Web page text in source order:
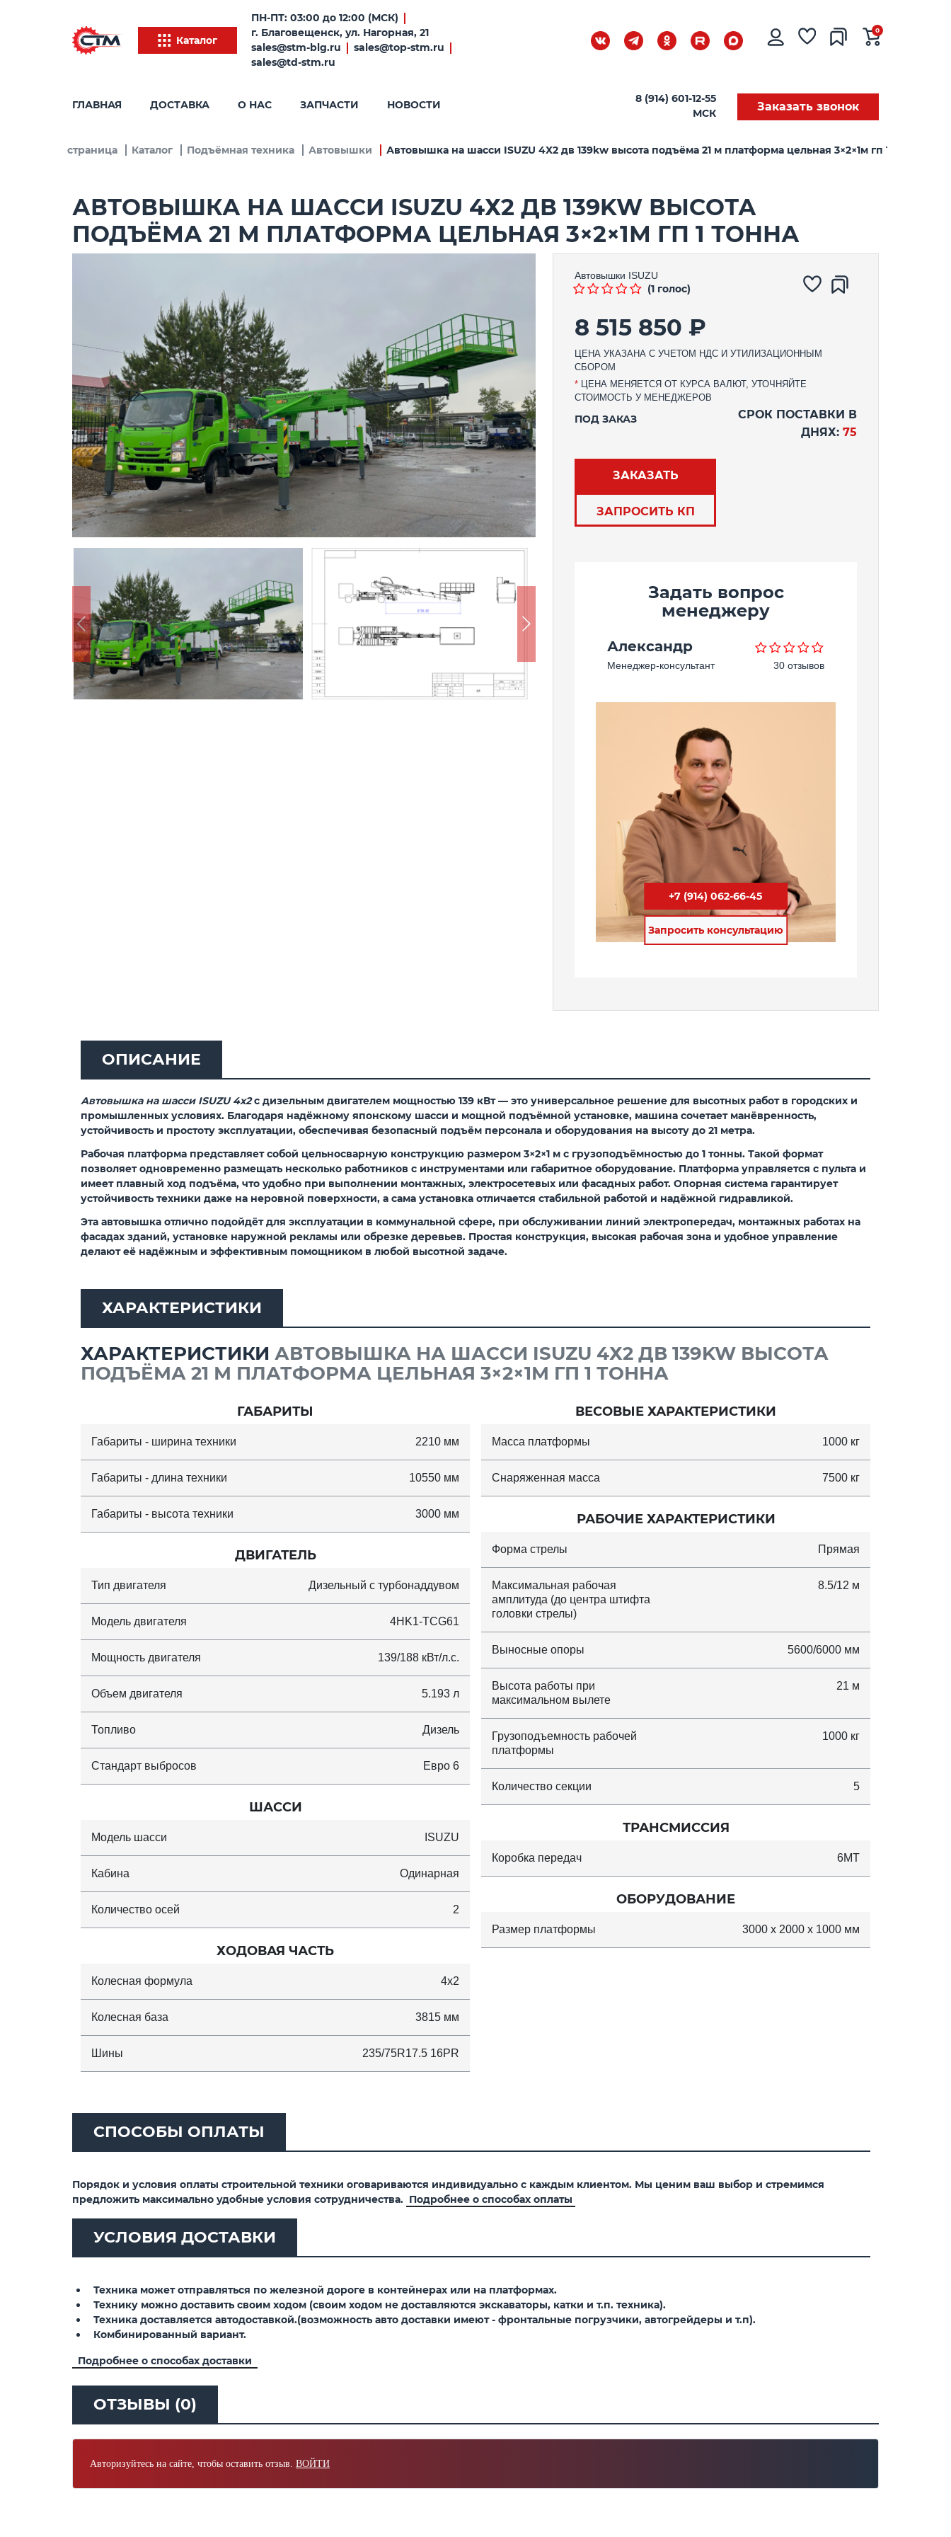
Каталог
ПН-ПТ: 03:00 до 12:00 (МСК)
г. Благовещенск, ул. Нагорная, 21
sales@stm-blg.ru
sales@top-stm.ru
sales@td-stm.ru
0
ГЛАВНАЯ ДОСТАВКА О НАС ЗАПЧАСТИ НОВОСТИ
8 (914) 601-12-55
МСК
Заказать звонок
Главная страница Каталог Подъёмная техника Автовышки Автовышка на шасси ISUZU 4Х2 дв 139kw высота подъёма 21 м платформа цельная 3×2×1м гп 1 тонна
АВТОВЫШКА НА ШАССИ ISUZU 4Х2 ДВ 139KW ВЫСОТА
ПОДЪЁМА 21 М ПЛАТФОРМА ЦЕЛЬНАЯ 3×2×1М ГП 1 ТОННА
Предыдущий Следующий
Автовышки ISUZU
(1 голос)
8 515 850 ₽
ЦЕНА УКАЗАНА С УЧЕТОМ НДС И УТИЛИЗАЦИОННЫМ
СБОРОМ
* ЦЕНА МЕНЯЕТСЯ ОТ КУРСА ВАЛЮТ, УТОЧНЯЙТЕ
СТОИМОСТЬ У МЕНЕДЖЕРОВ
ПОД ЗАКАЗ
СРОК ПОСТАВКИ В
ДНЯХ: 75
ЗАКАЗАТЬ
ЗАПРОСИТЬ КП
Задать вопрос
менеджеру
Александр
Менеджер-консультант 30 отзывов
+7 (914) 062-66-45
Запросить консультацию
ОПИСАНИЕ
Автовышка на шасси ISUZU 4x2с дизельным двигателем мощностью 139 кВт — это универсальное решение для высотных работ в городских и
промышленных условиях. Благодаря надёжному японскому шасси и мощной подъёмной установке, машина сочетает манёвренность,
устойчивость и простоту эксплуатации, обеспечивая безопасный подъём персонала и оборудования на высоту до 21 метра.
Рабочая платформа представляет собой цельносварную конструкцию размером 3×2×1 м с грузоподъёмностью до 1 тонны. Такой формат
позволяет одновременно размещать несколько работников с инструментами или габаритное оборудование. Платформа управляется с пульта и
имеет плавный ход подъёма, что удобно при выполнении монтажных, электросетевых или фасадных работ. Опорная система гарантирует
устойчивость техники даже на неровной поверхности, а сама установка отличается стабильной работой и надёжной гидравликой.
Эта автовышка отлично подойдёт для эксплуатации в коммунальной сфере, при обслуживании линий электропередач, монтажных работах на
фасадах зданий, установке наружной рекламы или обрезке деревьев. Простая конструкция, высокая рабочая зона и удобное управление
делают её надёжным и эффективным помощником в любой высотной задаче.
ХАРАКТЕРИСТИКИ
ХАРАКТЕРИСТИКИ АВТОВЫШКА НА ШАССИ ISUZU 4Х2 ДВ 139KW ВЫСОТА
ПОДЪЁМА 21 М ПЛАТФОРМА ЦЕЛЬНАЯ 3×2×1М ГП 1 ТОННА
ГАБАРИТЫ
Габариты - ширина техники 2210 мм
Габариты - длина техники 10550 мм
Габариты - высота техники 3000 мм
ДВИГАТЕЛЬ
Тип двигателя Дизельный с турбонаддувом
Модель двигателя 4HK1-TCG61
Мощность двигателя 139/188 кВт/л.с.
Объем двигателя 5.193 л
Топливо Дизель
Стандарт выбросов Евро 6
ШАССИ
Модель шасси ISUZU
Кабина Одинарная
Количество осей 2
ХОДОВАЯ ЧАСТЬ
Колесная формула 4x2
Колесная база 3815 мм
Шины 235/75R17.5 16PR
ВЕСОВЫЕ ХАРАКТЕРИСТИКИ
Масса платформы 1000 кг
Снаряженная масса 7500 кг
РАБОЧИЕ ХАРАКТЕРИСТИКИ
Форма стрелы Прямая
Максимальная рабочая
амплитуда (до центра штифта
головки стрелы)
8.5/12 м
Выносные опоры 5600/6000 мм
Высота работы при
максимальном вылете
21 м
Грузоподъемность рабочей
платформы
1000 кг
Количество секции 5
ТРАНСМИССИЯ
Коробка передач 6MT
ОБОРУДОВАНИЕ
Размер платформы 3000 x 2000 x 1000 мм
СПОСОБЫ ОПЛАТЫ
Порядок и условия оплаты строительной техники оговариваются индивидуально с каждым клиентом. Мы ценим ваш выбор и стремимся
предложить максимально удобные условия сотрудничества. Подробнее о способах оплаты
УСЛОВИЯ ДОСТАВКИ
Техника может отправляться по железной дороге в контейнерах или на платформах.
Технику можно доставить своим ходом (своим ходом не доставляются экскаваторы, катки и т.п. техника).
Техника доставляется автодоставкой.(возможность авто доставки имеют - фронтальные погрузчики, автогрейдеры и т.п).
Комбинированный вариант.
Подробнее о способах доставки
ОТЗЫВЫ (0)
Авторизуйтесь на сайте, чтобы оставить отзыв. ВОЙТИ